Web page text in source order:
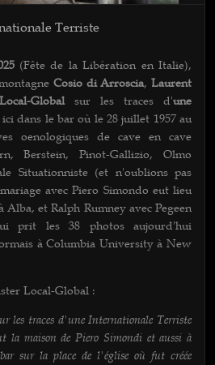
Terriste
(Fête de la Libération en Italie),
Cosio di Arroscia,Laurent
Globalsur les traces d'une
ici dans le bar où le 28 juillet 1957 au
oenologiques de cave en cave
Berstein, Pinot-Gallizio, Olmo
Situationniste (et n'oublions pas
avec Piero Simondo eut lieu
Alba, et Ralph Rumney avec Pegeen
prit les 38 photos aujourd'hui
à Columbia University à New
Local-Global :
les traces d'une Internationale Terriste
la maison de Piero Simondi et aussi à
sur la place de l'église où fut créée